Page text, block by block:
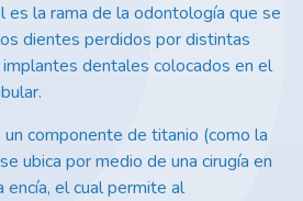
es la rama de la odontología que se
dientes perdidos por distintas
dentales colocados en el
componente de titanio (como la
ubica por medio de una cirugía en
el cual permite al